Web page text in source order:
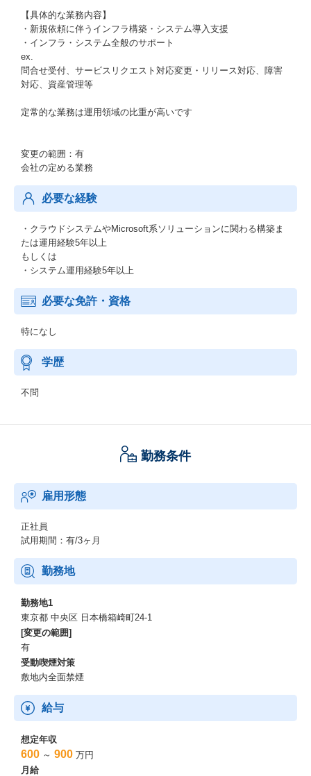
【具体的な業務内容】
・新規依頼に伴うインフラ構築・システム導入支援
・インフラ・システム全般のサポート
ex.
問合せ受付、サービスリクエスト対応変更・リリース対応、障害
対応、資産管理等
定常的な業務は運用領域の比重が高いです
変更の範囲：有
会社の定める業務
必要な経験
・クラウドシステムやMicrosoft系ソリューションに関わる構築ま
たは運用経験5年以上
もしくは
・システム運用経験5年以上
必要な免許・資格
特になし
学歴
不問
勤務条件
雇用形態
正社員
試用期間：有/3ヶ月
勤務地
勤務地1
東京都 中央区 日本橋箱崎町24-1
[変更の範囲]
有
受動喫煙対策
敷地内全面禁煙
給与
想定年収
600 ～ 900 万円
月給